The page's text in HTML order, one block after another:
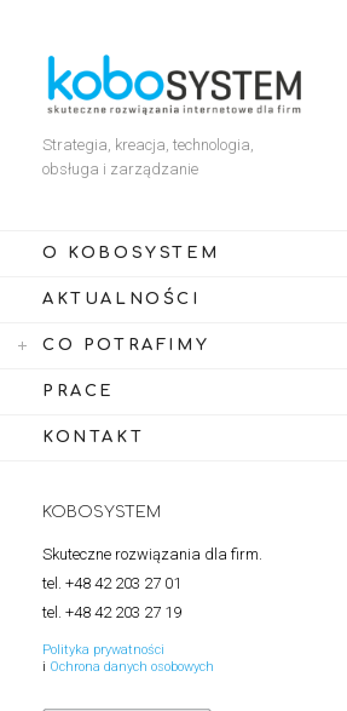
Strategia, kreacja, technologia,
obsługa i zarządzanie
O KOBOSYSTEM
AKTUALNOŚCI
CO POTRAFIMY
PRACE
KONTAKT
KOBOSYSTEM
Skuteczne rozwiązania dla firm.
tel. +48 42 203 27 01
tel. +48 42 203 27 19
Polityka prywatności
i Ochrona danych osobowych